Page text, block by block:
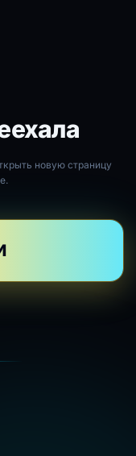
новую страницу